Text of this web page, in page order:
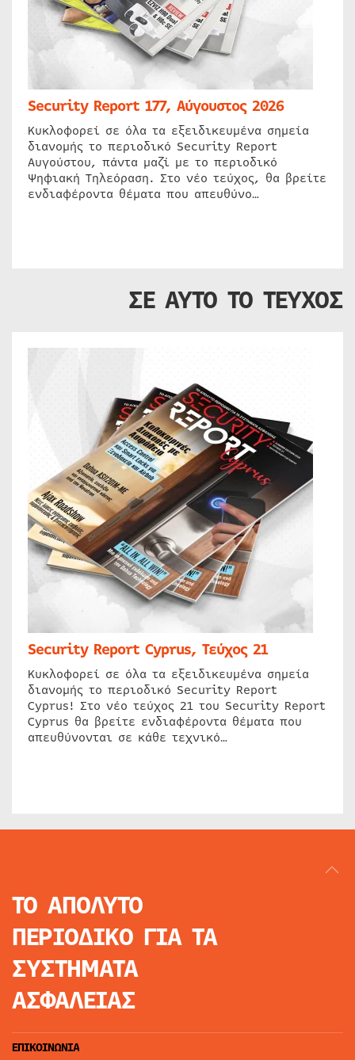
Security Report 177, Αύγουστος 2026
Κυκλοφορεί σε όλα τα εξειδικευμένα σημεία
διανομής το περιοδικό Security Report
Αυγούστου, πάντα μαζί με το περιοδικό
Ψηφιακή Τηλεόραση. Στο νέο τεύχος, θα βρείτε
ενδιαφέροντα θέματα που απευθύνο…
ΣΕ ΑΥΤΟ ΤΟ ΤΕΥΧΟΣ
Security Report Cyprus, Τεύχος 21
Κυκλοφορεί σε όλα τα εξειδικευμένα σημεία
διανομής το περιοδικό Security Report
Cyprus! Στο νέο τεύχος 21 του Security Report
Cyprus θα βρείτε ενδιαφέροντα θέματα που
απευθύνονται σε κάθε τεχνικό…
ΤΟ ΑΠΟΛΥΤΟ
ΠΕΡΙΟΔΙΚΟ ΓΙΑ ΤΑ
ΣΥΣΤΗΜΑΤΑ
ΑΣΦΑΛΕΙΑΣ
ΕΠΙΚΟΙΝΩΝΙΑ